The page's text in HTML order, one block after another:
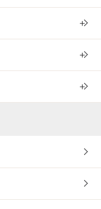
＋
＋
＋